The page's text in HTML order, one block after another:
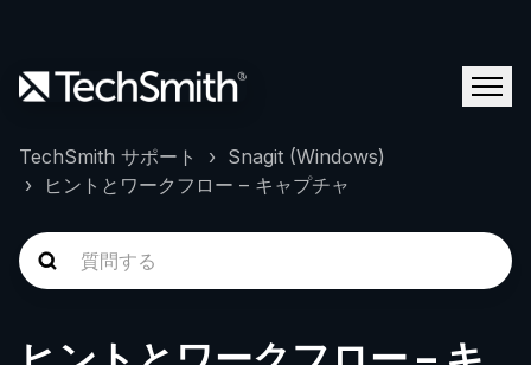
TechSmith サポート
Snagit (Windows)
ヒントとワークフロー – キャプチャ